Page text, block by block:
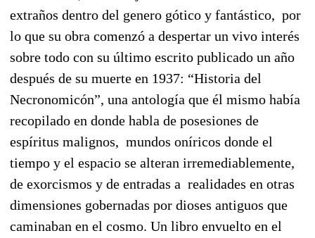
extraños dentro del genero gótico y fantástico, por
lo que su obra comenzó a despertar un vivo interés
sobre todo con su último escrito publicado un año
después de su muerte en 1937: “Historia del
Necronomicón”, una antología que él mismo había
recopilado en donde habla de posesiones de
espíritus malignos, mundos oníricos donde el
tiempo y el espacio se alteran irremediablemente,
de exorcismos y de entradas a realidades en otras
dimensiones gobernadas por dioses antiguos que
caminaban en el cosmo. Un libro envuelto en el